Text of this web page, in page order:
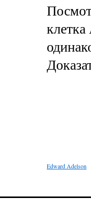
Edward Adelson